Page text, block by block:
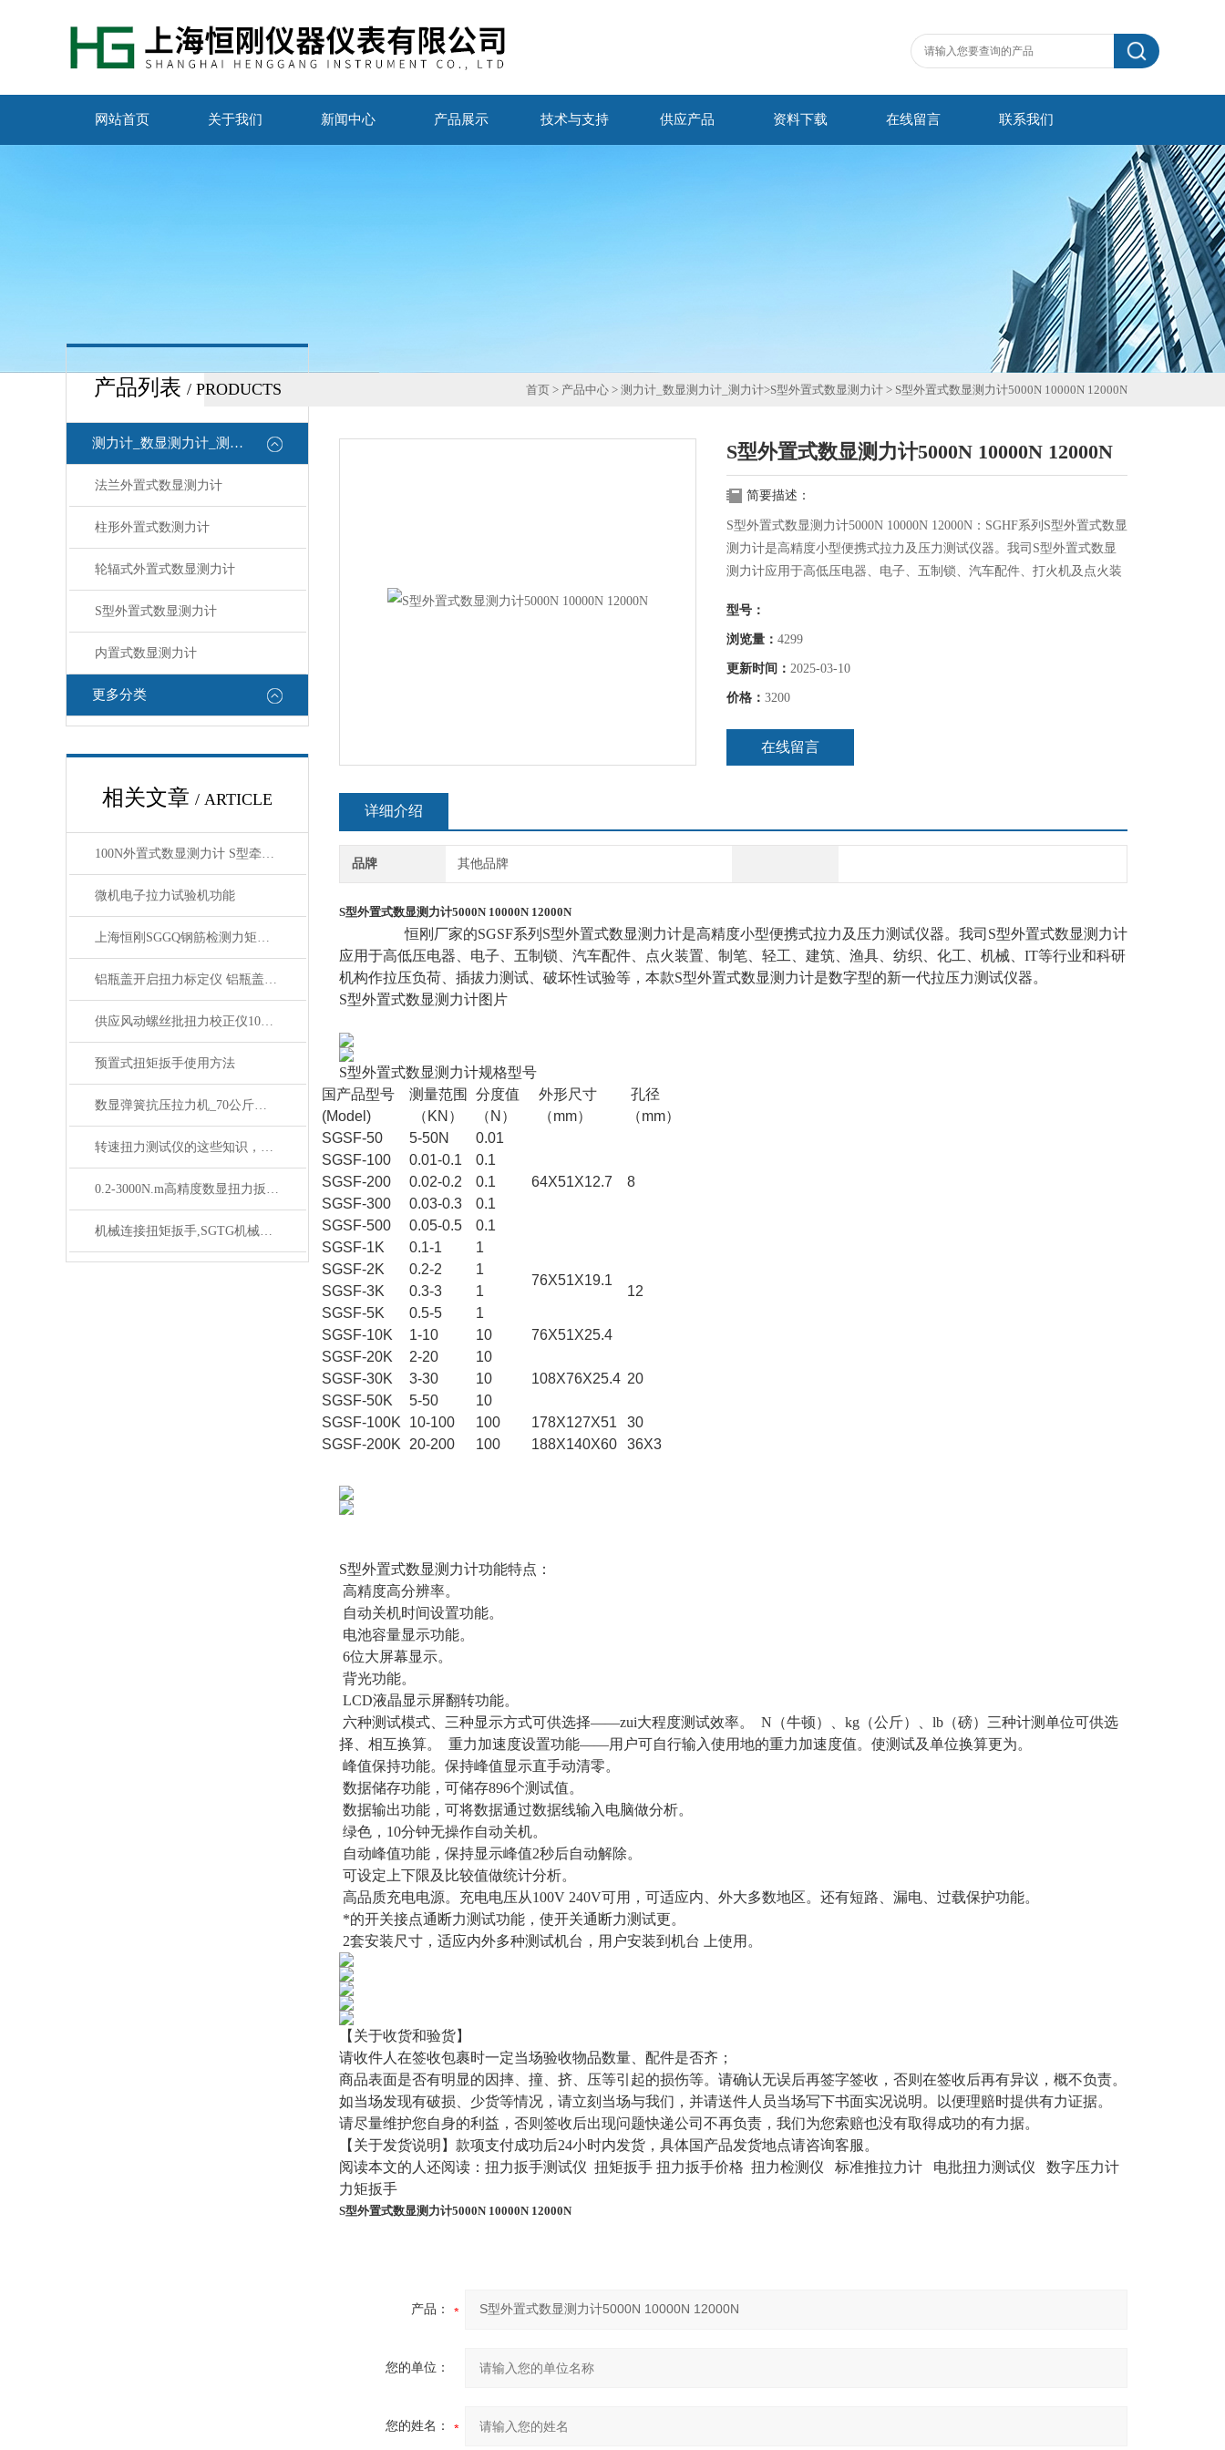
网站首页 关于我们 新闻中心 产品展示 技术与支持 供应产品 资料下载 在线留言 联系我们
产品列表 / PRODUCTS
测力计_数显测力计_测力计
法兰外置式数显测力计
柱形外置式数测力计
轮辐式外置式数显测力计
S型外置式数显测力计
内置式数显测力计
更多分类
相关文章 / ARTICLE
100N外置式数显测力计 S型牵引力测试仪
微机电子拉力试验机功能
上海恒刚SGGQ钢筋检测力矩扳手使用前关键注意事项
铝瓶盖开启扭力标定仪 铝瓶盖数显扭力测试仪 电子扭矩测试仪
供应风动螺丝批扭力校正仪10N.m 50N.m 350N.m厂家
预置式扭矩扳手使用方法
数显弹簧抗压拉力机_70公斤数显弹簧拉压机规格
转速扭力测试仪的这些知识，你应该不知道
0.2-3000N.m高精度数显扭力扳手 可换头可调式数字扭力扳手
机械连接扭矩扳手,SGTG机械式连接扭矩预置扳手
首页 > 产品中心 > 测力计_数显测力计_测力计>S型外置式数显测力计 > S型外置式数显测力计5000N 10000N 12000N
S型外置式数显测力计5000N 10000N 12000N
简要描述：
S型外置式数显测力计5000N 10000N 12000N：SGHF系列S型外置式数显
测力计是高精度小型便携式拉力及压力测试仪器。我司S型外置式数显
测力计应用于高低压电器、电子、五制锁、汽车配件、打火机及点火装
构作拉压负荷、插拔力测试、破坏性试验等
型号：
浏览量： 4299
更新时间： 2025-03-10
价格： 3200
在线留言
详细介绍
品牌 其他品牌
S型外置式数显测力计5000N 10000N 12000N
恒刚厂家的SGSF系列S型外置式数显测力计是高精度小型便携式拉力及压力测试仪器。我司S型外置式数显测力计
应用于高低压电器、电子、五制锁、汽车配件、点火装置、制笔、轻工、建筑、渔具、纺织、化工、机械、IT等行业和科研
机构作拉压负荷、插拔力测试、破坏性试验等，本款S型外置式数显测力计是数字型的新一代拉压力测试仪器。
S型外置式数显测力计图片
S型外置式数显测力计规格型号
国产品型号
(Model)
测量范围
（ KN ）
分度值
（N ）
外形尺寸
（mm）
孔径
（mm）
SGSF-50
5-50N 0.01
64X51X12.7 8
SGSF-100 0.01-0.1
0.1
SGSF-200
0.02-0.2
0.1
SGSF-300
0.03-0.3
0.1
SGSF-500
0.05-0.5
0.1
SGSF-1K
0.1-1 1
76X51X19.1
12
SGSF-2K 0.2-2
1
SGSF-3K
0.3-3
1
SGSF-5K
0.5-5
1
SGSF-10K
1-10 10
76X51X25.4
SGSF-20K
2-20
10
108X76X25.4 20
SGSF-30K 3-30
10
SGSF-50K
5-50
10
SGSF-100K
10-100 100 178X127X51
30
SGSF-200K
20-200 100 188X140X60 36X3
S型外置式数显测力计功能特点：
高精度高分辨率。
自动关机时间设置功能。
电池容量显示功能。
6位大屏幕显示。
背光功能。
LCD液晶显示屏翻转功能。
六种测试模式、三种显示方式可供选择——zui大程度测试效率。 N（牛顿）、kg（公斤）、lb（磅）三种计测单位可供选
择、相互换算。 重力加速度设置功能——用户可自行输入使用地的重力加速度值。使测试及单位换算更为。
峰值保持功能。保持峰值显示直手动清零。
数据储存功能，可储存896个测试值。
数据输出功能，可将数据通过数据线输入电脑做分析。
绿色，10分钟无操作自动关机。
自动峰值功能，保持显示峰值2秒后自动解除。
可设定上下限及比较值做统计分析。
高品质充电电源。充电电压从100V 240V可用，可适应内、外大多数地区。还有短路、漏电、过载保护功能。
*的开关接点通断力测试功能，使开关通断力测试更。
2套安装尺寸，适应内外多种测试机台，用户安装到机台 上使用。
【关于收货和验货】
请收件人在签收包裹时一定当场验收物品数量、配件是否齐；
商品表面是否有明显的因摔、撞、挤、压等引起的损伤等。请确认无误后再签字签收，否则在签收后再有异议，概不负责。
如当场发现有破损、少货等情况，请立刻当场与我们，并请送件人员当场写下书面实况说明。以便理赔时提供有力证据。
请尽量维护您自身的利益，否则签收后出现问题快递公司不再负责，我们为您索赔也没有取得成功的有力据。
【关于发货说明】款项支付成功后24小时内发货，具体国产品发货地点请咨询客服。
阅读本文的人还阅读： 扭力扳手测试仪 扭矩扳手 扭力扳手价格 扭力检测仪 标准推拉力计 电批扭力测试仪 数字压力计
力矩扳手
S型外置式数显测力计5000N 10000N 12000N
产品：
您的单位：
您的姓名：